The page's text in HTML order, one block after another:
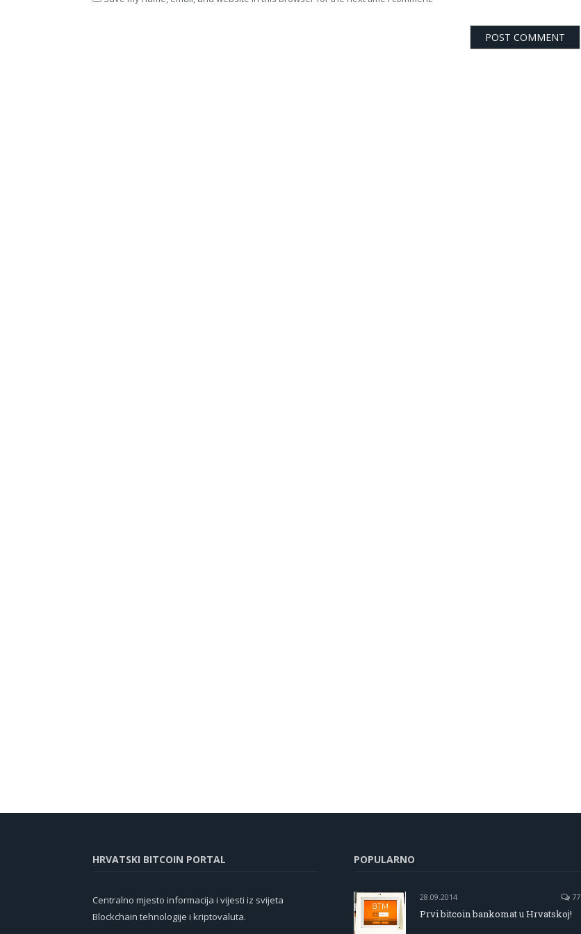
HRVATSKI BITCOIN PORTAL
Centralno mjesto informacija i vijesti iz svijeta
Blockchain tehnologije i kriptovaluta.
POPULARNO
28.09.2014 77
Prvi bitcoin bankomat u Hrvatskoj!